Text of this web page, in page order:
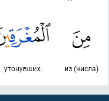
из (числа)
утонувших.